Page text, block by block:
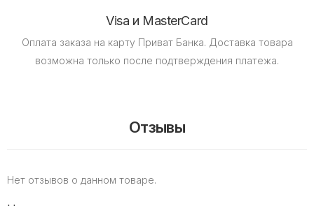
Visa и MasterCard
Оплата заказа на карту Приват Банка. Доставка товара
возможна только после подтверждения платежа.
Отзывы
Нет отзывов о данном товаре.